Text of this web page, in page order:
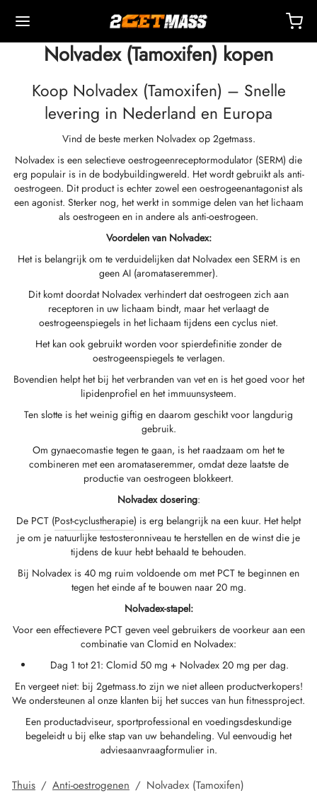
Nolvadex (Tamoxifen) kopen
Koop Nolvadex (Tamoxifen) – Snelle
levering in Nederland en Europa
Vind de beste merken Nolvadex op 2getmass.
Nolvadex is een selectieve oestrogeenreceptormodulator (SERM) die
erg populair is in de bodybuildingwereld. Het wordt gebruikt als anti-
oestrogeen. Dit product is echter zowel een oestrogeenantagonist als
een agonist. Sterker nog, het werkt in sommige delen van het lichaam
als oestrogeen en in andere als anti-oestrogeen.
Voordelen van Nolvadex:
Het is belangrijk om te verduidelijken dat Nolvadex een SERM is en
geen AI (aromataseremmer).
Dit komt doordat Nolvadex verhindert dat oestrogeen zich aan
receptoren in uw lichaam bindt, maar het verlaagt de
oestrogeenspiegels in het lichaam tijdens een cyclus niet.
Het kan ook gebruikt worden voor spierdefinitie zonder de
oestrogeenspiegels te verlagen.
Bovendien helpt het bij het verbranden van vet en is het goed voor het
lipidenprofiel en het immuunsysteem.
Ten slotte is het weinig giftig en daarom geschikt voor langdurig
gebruik.
Om gynaecomastie tegen te gaan, is het raadzaam om het te
combineren met een aromataseremmer, omdat deze laatste de
productie van oestrogeen blokkeert.
Nolvadex dosering:
De PCT (Post-cyclustherapie) is erg belangrijk na een kuur. Het helpt
je om je natuurlijke testosteronniveau te herstellen en de winst die je
tijdens de kuur hebt behaald te behouden.
Bij Nolvadex is 40 mg ruim voldoende om met PCT te beginnen en
tegen het einde af te bouwen naar 20 mg.
Nolvadex-stapel:
Voor een effectievere PCT geven veel gebruikers de voorkeur aan een
combinatie van Clomid en Nolvadex:
Dag 1 tot 21: Clomid 50 mg + Nolvadex 20 mg per dag.
En vergeet niet: bij 2getmass.to zijn we niet alleen productverkopers!
We ondersteunen al onze klanten bij het succes van hun fitnessproject.
Een productadviseur, sportprofessional en voedingsdeskundige
begeleidt u bij elke stap van uw behandeling. Vul eenvoudig het
adviesaanvraagformulier in.
Thuis / Anti-oestrogenen / Nolvadex (Tamoxifen)
🇪🇺
Levering En Verkoop Vanuit Magazijn
🇪🇺
INT. 🌍
🇪🇺 🌍
🇪🇺
EU 🇪🇺
FARMACIE 🇪🇺
/ SOMATROP 🇪🇺
PHARMA 🇪🇺
PHARMA 🇪🇺🌍
/ GENETIC 🇪🇺
🇪🇺
🇪🇺
/ PHARMACOM INT. 🌍
🇺🇸
Levering En Verkoop Vanuit Magazijn
🇺🇸
USA 🇺🇸
USA 🇺🇸
INT. 🌍
/ PHARMACOM INT. 🌍
SHREE/ POWERBOLIC – Azië 🇺🇸 🌍
🌍
Levering En Verkoop Vanuit Magazijn
INT. 🌍
🇪🇺 🌍
SHREE/ POWERBOLIC – Azië 🇺🇸 🌍
PHARMA 🇪🇺🌍
/ PHARMACOM INT. 🌍
MIDDELEN
(DHB)
(Oxymetholone) Injectie
(Equipoise)
Durabolin (nandrolondecanoaat)
Injecteerbaar (Methandienone)
(injectie)
(Drostanolone) Injectie
(NPP)
Injecteerbaar (Methenolone)
(MENT)
Injecteerbaar (stanozolol)
(Drostanolone) Injectie
(Drostanolone) Enanthate
(Drostanolone) Propionaat
Basis
Enanthate
(Trenbolone Hexa)
(suspensie)
Cypionate
Enanthate
Testosteron
Fenylpropionaat
(Oxymetholone) Oraal
(Oxandrolon)
Dianabol (Methandienone)
(Fluoxymesteron)
(Methasteron)
(oraal)
Trenbolon (Oraal)
Primobolan (Methenolone Acetaat)
(Sibutramine)
Turinabol
(Stanozolol) Oraal
/ T6
T3 / T4
(Clomifene)
(Aromasine)
Gonadotropine
(Femara)
(Tamoxifen)
(menselijke Groeihormonen)
I
II
Accessoires
Voor Intramusculaire Injectie
Voor Subcutane Injectie
Water
I
(L-Carnitine)
II
C
(Ozempic)
Beta TB-500
(Mounjaro)
GnRH
(Sibutramine)
(Ozempic)
(Mounjaro)
– Cardarine
Ligandrol
– Ostarine
– Ibutamoren
– Testolone
Mastorin
– Stenabolic
Pakket
Pakket
Gain-Pakket
Spiermassa-Toename
– Veelgestelde Vragen
Mijn Bestelling
Ontvangen
Voor Mijn Bestelling
Mijn Betaling
Creditcard
(USA)